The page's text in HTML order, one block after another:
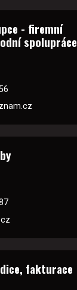
- firemní
spolupráce
fakturace